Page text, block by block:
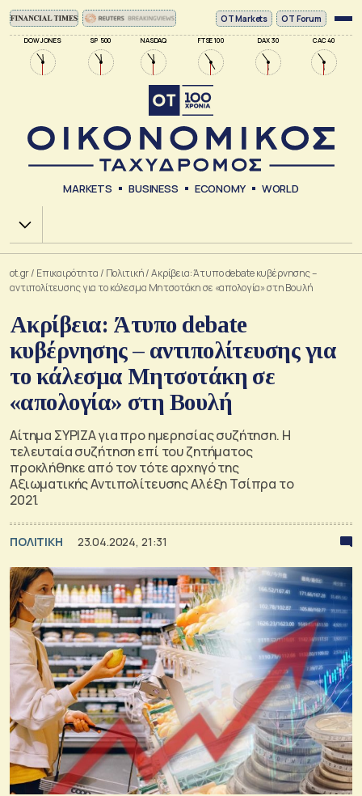
DOW JONES SP 500 NASDAQ FTSE 100 DAX 30 CAC 40
ΟΤ Markets OT Forum
MARKETS BUSINESS ECONOMY WORLD
Χ.Α.
ot.gr/ Επικαιρότητα / Πολιτική/Ακρίβεια: Άτυπο debate κυβέρνησης –
αντιπολίτευσης για το κάλεσμα Μητσοτάκη σε «απολογία» στη Βουλή
Ακρίβεια: Άτυπο debate
κυβέρνησης – αντιπολίτευσης για
το κάλεσμα Μητσοτάκη σε
«απολογία» στη Βουλή
Αίτημα ΣΥΡΙΖΑ για προ ημερησίας συζήτηση. Η
τελευταία συζήτηση επί του ζητήματος
προκλήθηκε από τον τότε αρχηγό της
Αξιωματικής Αντιπολίτευσης Αλέξη Τσίπρα το
2021.
ΠΟΛΙΤΙΚΗ 23.04.2024, 21:31